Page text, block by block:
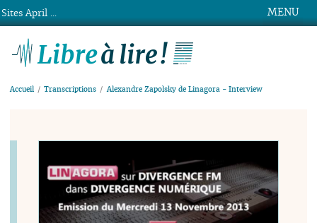
MENU
Accueil Transcriptions Alexandre Zapolsky de Linagora - Interview
Sites April ...